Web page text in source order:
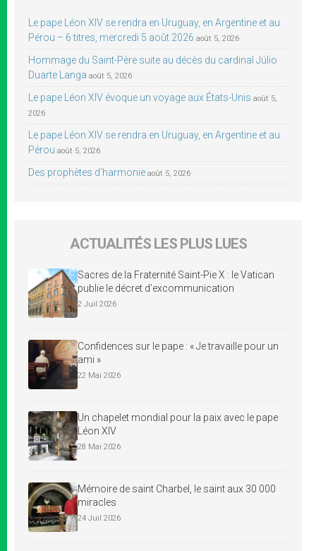
Le pape Léon XIV se rendra en Uruguay, en Argentine et au
Pérou – 6 titres, mercredi 5 août 2026 août 5, 2026
Hommage du Saint-Père suite au décès du cardinal Júlio
Duarte Langa août 5, 2026
Le pape Léon XIV évoque un voyage aux États-Unis août 5,
2026
Le pape Léon XIV se rendra en Uruguay, en Argentine et au
Pérou août 5, 2026
Des prophètes d’harmonie août 5, 2026
ACTUALITÉS LES PLUS LUES
Sacres de la Fraternité Saint-Pie X : le Vatican
publie le décret d’excommunication
2 Juil 2026
Confidences sur le pape : « Je travaille pour un
ami »
22 Mai 2026
Un chapelet mondial pour la paix avec le pape
Léon XIV
28 Mai 2026
Mémoire de saint Charbel, le saint aux 30 000
miracles
24 Juil 2026